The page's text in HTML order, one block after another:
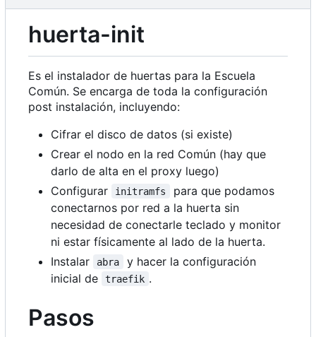
huerta-init
Es el instalador de huertas para la Escuela
Común. Se encarga de toda la configuración
post instalación, incluyendo:
Cifrar el disco de datos (si existe)
Crear el nodo en la red Común (hay que
darlo de alta en el proxy luego)
Configurar
initramfs
para que podamos
conectarnos por red a la huerta sin
necesidad de conectarle teclado y monitor
ni estar físicamente al lado de la huerta.
Instalar
abra
y hacer la configuración
inicial de
traefik .
Pasos